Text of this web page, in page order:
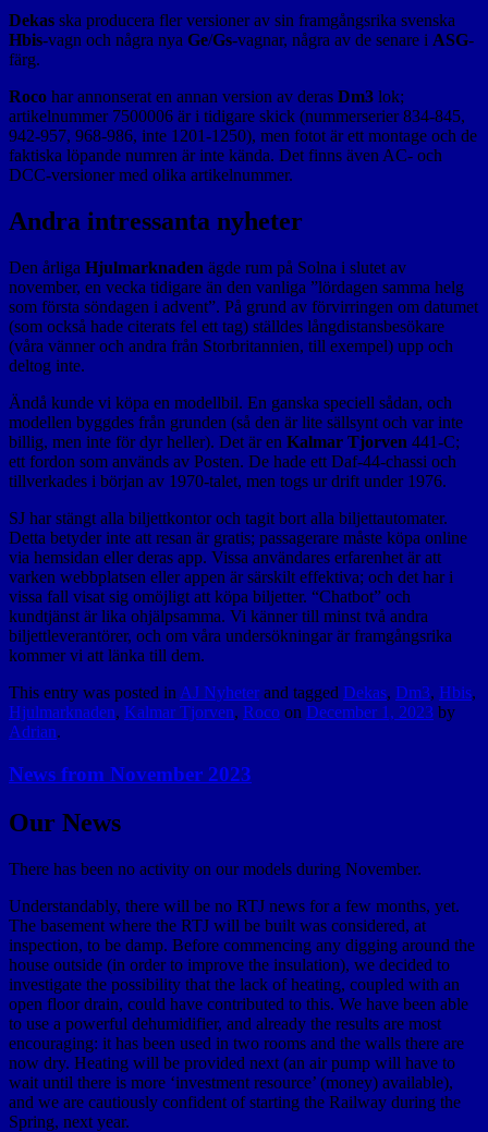
Dekas ska producera fler versioner av sin framgångsrika svenska
Hbis-vagn och några nya Ge/Gs-vagnar, några av de senare i ASG-
färg.
Roco har annonserat en annan version av deras Dm3 lok;
artikelnummer 7500006 är i tidigare skick (nummerserier 834-845,
942-957, 968-986, inte 1201-1250), men fotot är ett montage och de
faktiska löpande numren är inte kända. Det finns även AC- och
DCC-versioner med olika artikelnummer.
Andra intressanta nyheter
Den årliga Hjulmarknaden ägde rum på Solna i slutet av
november, en vecka tidigare än den vanliga ”lördagen samma helg
som första söndagen i advent”. På grund av förvirringen om datumet
(som också hade citerats fel ett tag) ställdes långdistansbesökare
(våra vänner och andra från Storbritannien, till exempel) upp och
deltog inte.
Ändå kunde vi köpa en modellbil. En ganska speciell sådan, och
modellen byggdes från grunden (så den är lite sällsynt och var inte
billig, men inte för dyr heller). Det är en Kalmar Tjorven 441-C;
ett fordon som används av Posten. De hade ett Daf-44-chassi och
tillverkades i början av 1970-talet, men togs ur drift under 1976.
SJ har stängt alla biljettkontor och tagit bort alla biljettautomater.
Detta betyder inte att resan är gratis; passagerare måste köpa online
via hemsidan eller deras app. Vissa användares erfarenhet är att
varken webbplatsen eller appen är särskilt effektiva; och det har i
vissa fall visat sig omöjligt att köpa biljetter. “Chatbot” och
kundtjänst är lika ohjälpsamma. Vi känner till minst två andra
biljettleverantörer, och om våra undersökningar är framgångsrika
kommer vi att länka till dem.
This entry was posted in AJ Nyheter and tagged Dekas, Dm3, Hbis,
Hjulmarknaden, Kalmar Tjorven, Roco on December 1, 2023 by
Adrian.
News from November 2023
Our News
There has been no activity on our models during November.
Understandably, there will be no RTJ news for a few months, yet.
The basement where the RTJ will be built was considered, at
inspection, to be damp. Before commencing any digging around the
house outside (in order to improve the insulation), we decided to
investigate the possibility that the lack of heating, coupled with an
open floor drain, could have contributed to this. We have been able
to use a powerful dehumidifier, and already the results are most
encouraging: it has been used in two rooms and the walls there are
now dry. Heating will be provided next (an air pump will have to
wait until there is more ‘investment resource’ (money) available),
and we are cautiously confident of starting the Railway during the
Spring, next year.